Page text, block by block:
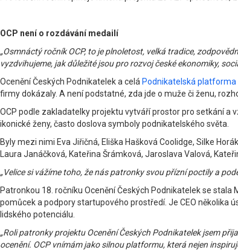
OCP není o rozdávání medailí
„Osmnáctý ročník OCP, to je plnoletost, velká tradice,
vyzdvihujeme, jak důležité jsou pro rozvoj české ekonomiky,
Ocenění Českých Podnikatelek a celá Podnikatelská platforma
firmy dokázaly. A není podstatné, zda jde o muže či ženu,
OCP podle zakladatelky projektu vytváří prostor pro setkání a
ikonické ženy, často doslova symboly podnikatelského světa.
Byly mezi nimi Eva Jiřičná, Eliška Hašková Coolidge, Silke
Laura Janáčková, Kateřina Šrámková, Jaroslava Valová,
„Velice si vážíme toho, že nás patronky svou přízní poctily a
Patronkou 18. ročníku Ocenění Českých Podnikatelek se
pomůcek a podpory startupového prostředí. Je CEO několika
lidského potenciálu.
„Roli patronky projektu Ocenění Českých Podnikatelek jsem
ocenění. OCP vnímám jako silnou platformu, která nejen